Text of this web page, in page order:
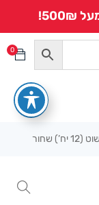
0
שחור